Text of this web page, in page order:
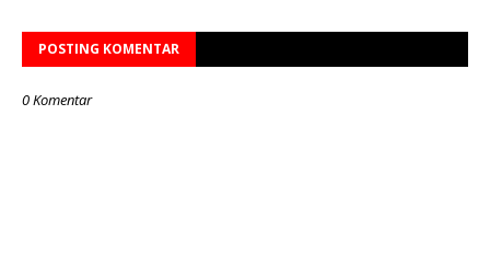
POSTING KOMENTAR
0 Komentar